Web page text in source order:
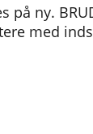
ny.
med